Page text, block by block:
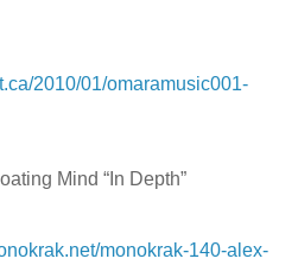
2010/01/omaramusic001-
Mind “In Depth”
monokrak-140-alex-